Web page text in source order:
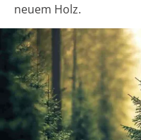
neuem Holz.